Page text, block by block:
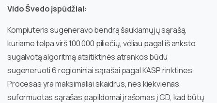
Vido Švedo įspūdžiai:
Kompiuteris sugeneravo bendrą šaukiamųjų sąrašą,
kuriame telpa virš 100 000 piliečių, vėliau pagal iš anksto
sugalvotą algoritmą atsitiktinės atrankos būdu
sugeneruoti 6 regioniniai sąrašai pagal KASP rinktines.
Procesas yra maksimaliai skaidrus, nes kiekvienas
suformuotas sąrašas papildomai įrašomas į CD, kad būtų